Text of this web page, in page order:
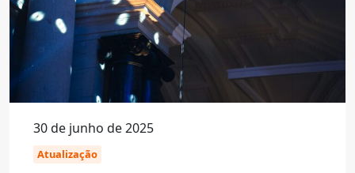
30 de junho de 2025
Atualização